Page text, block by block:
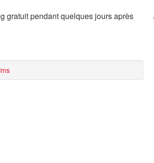
gratuit pendant quelques jours après